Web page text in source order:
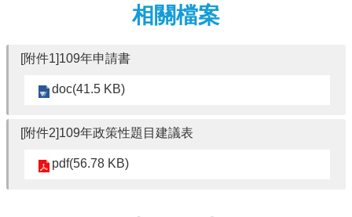
相關檔案
[附件1]109年申請書
doc(41.5 KB)
[附件2]109年政策性題目建議表
pdf(56.78 KB)